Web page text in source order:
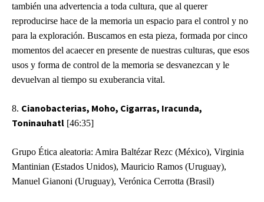
también una advertencia a toda cultura, que al querer
reproducirse hace de la memoria un espacio para el control y no
para la exploración. Buscamos en esta pieza, formada por cinco
momentos del acaecer en presente de nuestras culturas, que esos
usos y forma de control de la memoria se desvanezcan y le
devuelvan al tiempo su exuberancia vital.
8. Cianobacterias, Moho, Cigarras, Iracunda,
Toninauhatl [46:35]
Grupo Ética aleatoria: Amira Baltézar Rezc (México), Virginia
Mantinian (Estados Unidos), Mauricio Ramos (Uruguay),
Manuel Gianoni (Uruguay), Verónica Cerrotta (Brasil)